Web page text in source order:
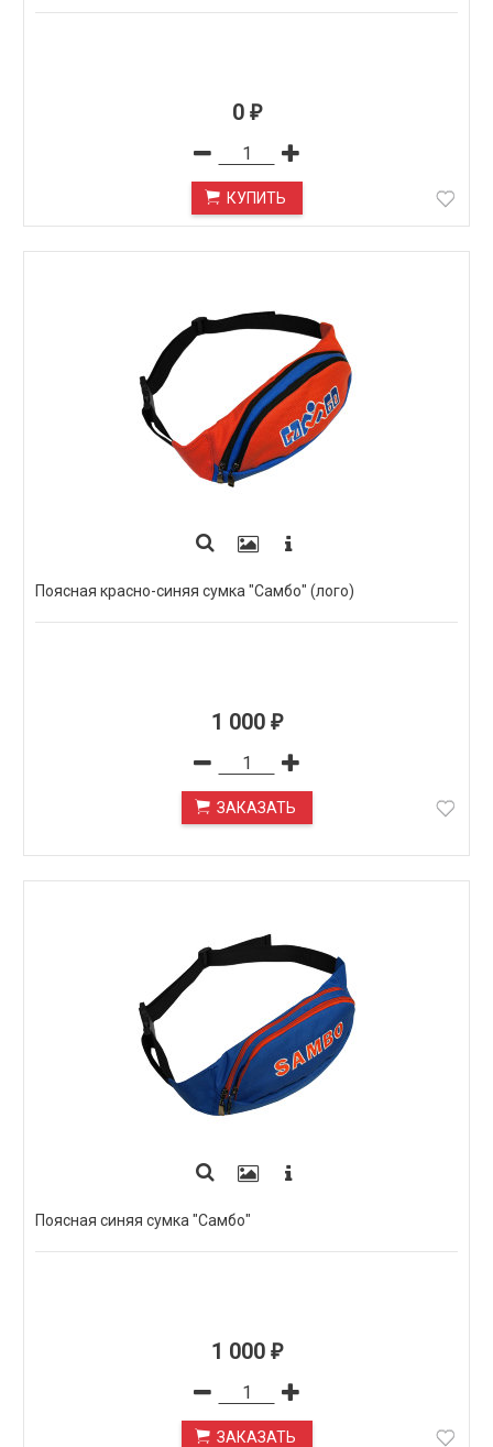
0 ₽
КУПИТЬ
Поясная красно-синяя сумка "Самбо" (лого)
1 000 ₽
ЗАКАЗАТЬ
Поясная синяя сумка "Самбо"
1 000 ₽
ЗАКАЗАТЬ